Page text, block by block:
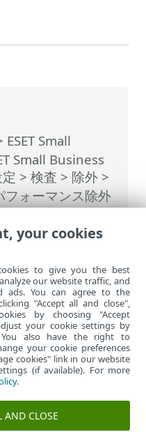
ESET Small
Small Business
> 検査 > 除外 >
ォーマンス除外
your cookies
to give you the best
our website traffic, and
ads. You can agree to the
"Accept all and close",
by choosing "Accept
your cookie settings by
You also have the right to
your cookie preferences
cookies" link in our website
(if available). For more
.
AND CLOSE